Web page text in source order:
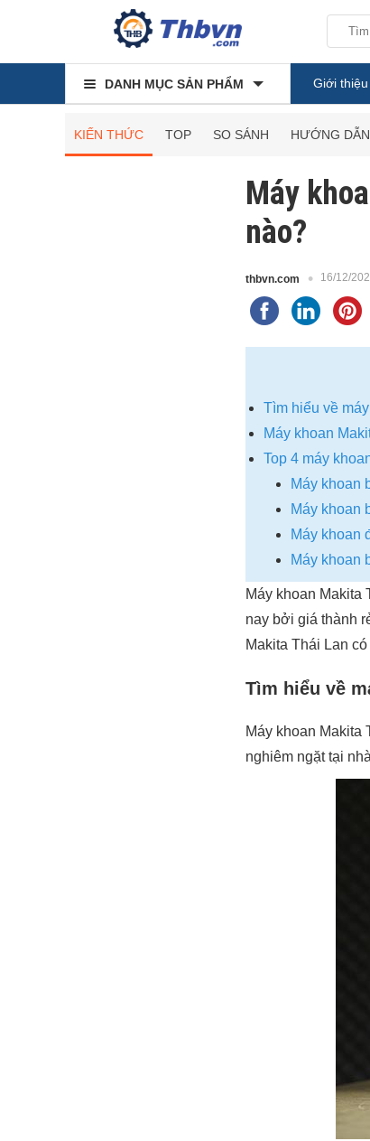
DANH MỤC SẢN PHẨM Giới thiệu
KIẾN THỨC TOP SO SÁNH HƯỚNG
Máy
nào?
thbvn.com 16/12/
Tìm hiểu về
Máy khoan
Top 4 máy
Máy khoan
Máy khoan
Máy khoan
Máy khoan
Máy khoan Makita
nay bởi giá thành
Makita Thái Lan
Tìm hiểu về
Máy khoan Makita
nghiêm ngặt tại